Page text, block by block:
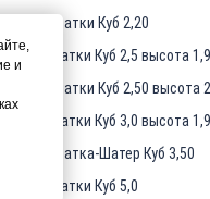
3) Палатки Куб 2,20
4)Палатки Куб 2,5 высота
5) Палатки Куб 2,50 высота
6)Палатки Куб 3,0 высота
7) Палатка-Шатер Куб 3,50
8)Палатки Куб 5,0
и